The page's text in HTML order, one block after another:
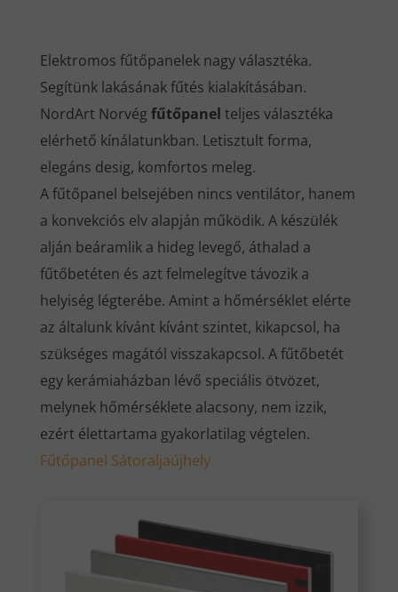
Elektromos fűtőpanelek nagy választéka.
Segítünk lakásának fűtés kialakításában.
NordArt Norvég fűtőpanel teljes választéka
elérhető kínálatunkban. Letisztult forma,
elegáns desig, komfortos meleg.
A fűtőpanel belsejében nincs ventilátor, hanem
a konvekciós elv alapján működik. A készülék
alján beáramlik a hideg levegő, áthalad a
fűtőbetéten és azt felmelegítve távozik a
helyiség légterébe. Amint a hőmérséklet elérte
az általunk kívánt kívánt szintet, kikapcsol, ha
szükséges magától visszakapcsol. A fűtőbetét
egy kerámiaházban lévő speciális ötvözet,
melynek hőmérséklete alacsony, nem izzik,
ezért élettartama gyakorlatilag végtelen.
Fűtőpanel Sátoraljaújhely